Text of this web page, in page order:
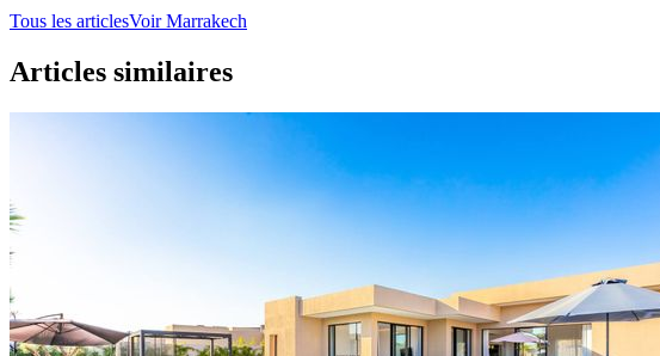
Tous les articlesVoir Marrakech
Articles similaires